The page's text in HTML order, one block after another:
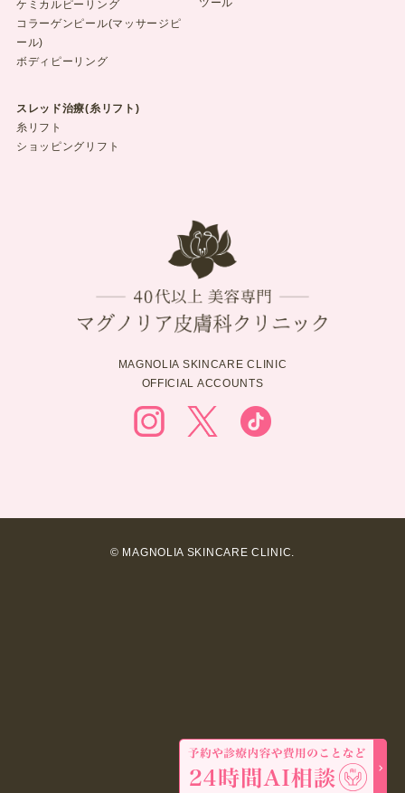
ケミカルピーリング
コラーゲンピール(マッサージピ
ール)
ボディピーリング
スレッド治療(糸リフト)
糸リフト
ショッピングリフト
MAGNOLIA SKINCARE CLINIC
OFFICIAL ACCOUNTS
© MAGNOLIA SKINCARE CLINIC.